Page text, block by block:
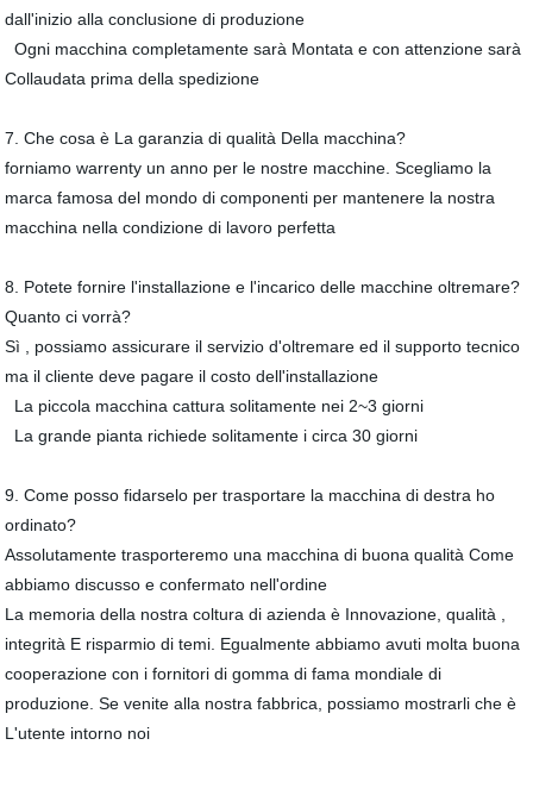
dall'inizio alla conclusione di produzione
Ogni macchina completamente sarà Montata e con attenzione sarà
Collaudata prima della spedizione
7. Che cosa è La garanzia di qualità Della macchina?
forniamo warrenty un anno per le nostre macchine. Scegliamo la
marca famosa del mondo di componenti per mantenere la nostra
macchina nella condizione di lavoro perfetta
8. Potete fornire l'installazione e l'incarico delle macchine oltremare?
Quanto ci vorrà?
Sì , possiamo assicurare il servizio d'oltremare ed il supporto tecnico
ma il cliente deve pagare il costo dell'installazione
La piccola macchina cattura solitamente nei 2~3 giorni
La grande pianta richiede solitamente i circa 30 giorni
9. Come posso fidarselo per trasportare la macchina di destra ho
ordinato?
Assolutamente trasporteremo una macchina di buona qualità Come
abbiamo discusso e confermato nell'ordine
La memoria della nostra coltura di azienda è Innovazione, qualità ,
integrità E risparmio di temi. Egualmente abbiamo avuti molta buona
cooperazione con i fornitori di gomma di fama mondiale di
produzione. Se venite alla nostra fabbrica, possiamo mostrarli che è
L'utente intorno noi